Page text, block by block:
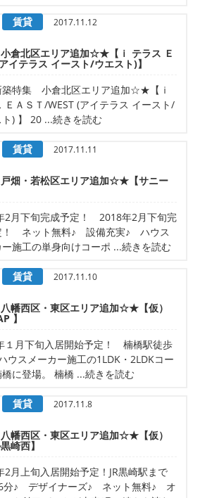
賃貸 2017.11.12
北区エリア追加☆★【ｉ テラス Ｅ
イテラス イースト/ウエスト)】
特集 小倉北区エリア追加☆★【ｉ
ＥＡＳＴ/WEST (アイテラス イースト/
ト) 】 20 ...続きを読む
賃貸 2017.11.11
・若松区エリア追加☆★【サニー
2月下旬完成予定！ 2018年2月下旬完
！ ネット無料♪ 設備充実♪ ハウス
ー施工の単身向けコーポ ...続きを読む
賃貸 2017.11.10
西区・東区エリア追加☆★【仮）
】
１月下旬入居開始予定！ 楠橋駅徒歩
ウスメーカー施工の1LDK・2LDKコー
に登場。 楠橋 ...続きを読む
賃貸 2017.11.8
西区・東区エリア追加☆★【仮）
崎西】
2月上旬入居開始予定！JR黒崎駅まで
分♪ デザイナーズ♪ ネット無料♪ オ